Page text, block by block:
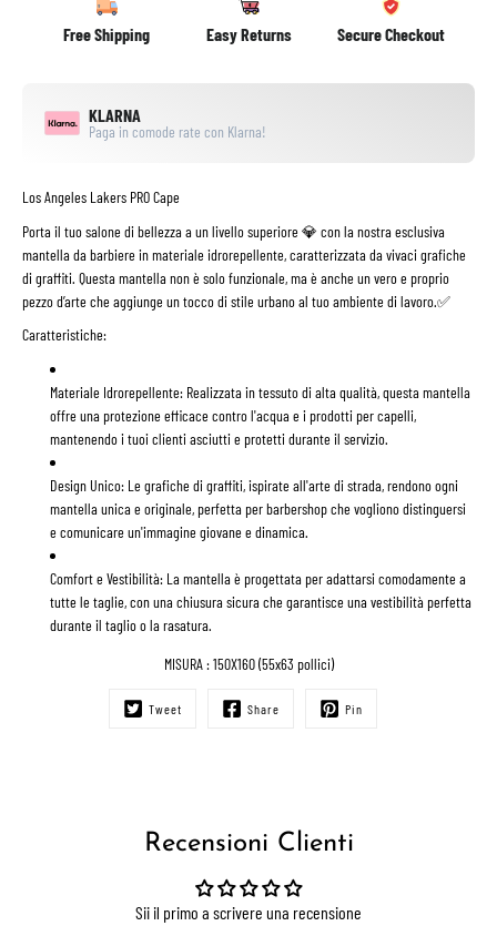
Free Shipping Easy Returns Secure Checkout
KLARNA
Paga in comode rate con Klarna!
Los Angeles Lakers PRO Cape
Porta il tuo salone di bellezza a un livello superiore 💎 con la nostra esclusiva
mantella da barbiere in materiale idrorepellente, caratterizzata da vivaci grafiche
di graffiti. Questa mantella non è solo funzionale, ma è anche un vero e proprio
pezzo d’arte che aggiunge un tocco di stile urbano al tuo ambiente di lavoro.✅
Caratteristiche:
Materiale Idrorepellente: Realizzata in tessuto di alta qualità, questa mantella
offre una protezione efficace contro l'acqua e i prodotti per capelli,
mantenendo i tuoi clienti asciutti e protetti durante il servizio.
Design Unico: Le grafiche di graffiti, ispirate all'arte di strada, rendono ogni
mantella unica e originale, perfetta per barbershop che vogliono distinguersi
e comunicare un'immagine giovane e dinamica.
Comfort e Vestibilità: La mantella è progettata per adattarsi comodamente a
tutte le taglie, con una chiusura sicura che garantisce una vestibilità perfetta
durante il taglio o la rasatura.
MISURA : 150X160 (55x63 pollici)
Tweet Share Pin
Recensioni Clienti
Sii il primo a scrivere una recensione